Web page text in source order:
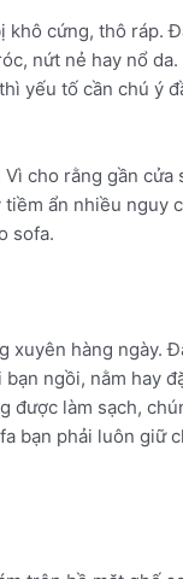
cứng, thô ráp.
nứt nẻ hay nổ
yếu tố cần chú ý
cho rằng gần
ẩn nhiều nguy
sofa.
hàng ngày.
ngồi, nằm hay
làm sạch,
bạn phải luôn giữ